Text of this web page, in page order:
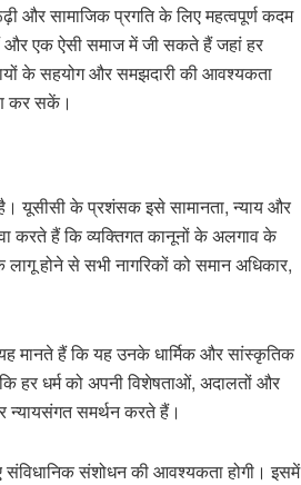
और सामाजिक प्रगति के लिए महत्वपूर्ण कदम
और एक ऐसी समाज में जी सकते हैं जहां हर
के सहयोग और समझदारी की आवश्यकता
कर सकें।
है। यूसीसी के प्रशंसक इसे सामानता, न्याय और
करते हैं कि व्यक्तिगत कानूनों के अलगाव के
होने से सभी नागरिकों को समान अधिकार,
मानते हैं कि यह उनके धार्मिक और सांस्कृतिक
हर धर्म को अपनी विशेषताओं, अदालतों और
न्यायसंगत समर्थन करते हैं।
संशोधन की आवश्यकता होगी। इसमें